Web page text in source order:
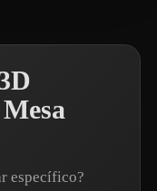
específico?